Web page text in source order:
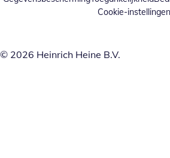
Cookie-instellingen
© 2026 Heinrich Heine B.V.